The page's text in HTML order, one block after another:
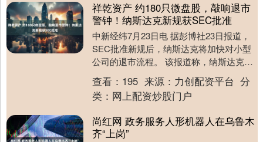
祥乾资产 约180只微盘股，敲响退市
警钟！纳斯达克新规获SEC批准
中新经纬7月23日电 据彭博社23日报道，
SEC批准新规后，纳斯达克将加快对小型
公司的退市流程。 该报道称，纳斯达克将
修改规则，以便更容易地将经营不善的企
业摘牌....
查看： 195 来源： 力创配资平台 分
类： 网上配资炒股门户
尚红网 政务服务人形机器人在乌鲁木
齐“上岗”